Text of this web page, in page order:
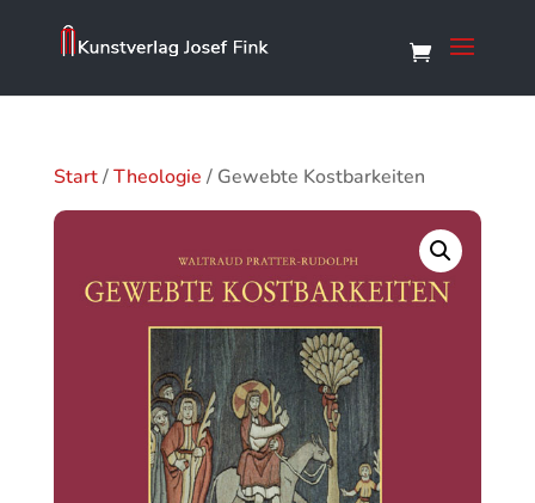
Start/Theologie / Gewebte Kostbarkeiten